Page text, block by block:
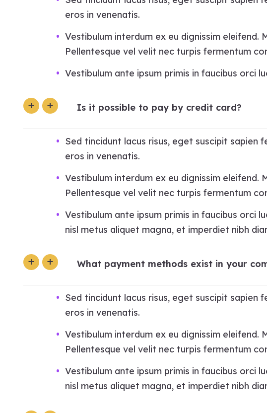
eros in venenatis.
Vestibulum interdum ex eu dignissim
Pellentesque vel velit nec turpis fermentum
Vestibulum ante ipsum primis in faucibus orci
Is it possible to pay by credit card?
Sed tincidunt lacus risus, eget suscipit sapien
eros in venenatis.
Vestibulum interdum ex eu dignissim
Pellentesque vel velit nec turpis fermentum
Vestibulum ante ipsum primis in faucibus orci
nisl metus aliquet magna, et imperdiet nibh
What payment methods exist in your
Sed tincidunt lacus risus, eget suscipit sapien
eros in venenatis.
Vestibulum interdum ex eu dignissim
Pellentesque vel velit nec turpis fermentum
Vestibulum ante ipsum primis in faucibus orci
nisl metus aliquet magna, et imperdiet nibh